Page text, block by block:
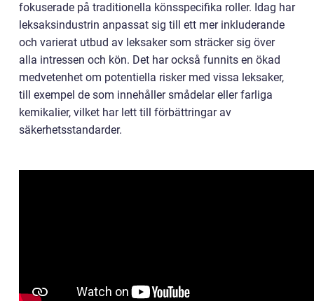
fokuserade på traditionella könsspecifika roller. Idag har
leksaksindustrin anpassat sig till ett mer inkluderande
och varierat utbud av leksaker som sträcker sig över
alla intressen och kön. Det har också funnits en ökad
medvetenhet om potentiella risker med vissa leksaker,
till exempel de som innehåller smådelar eller farliga
kemikalier, vilket har lett till förbättringar av
säkerhetsstandarder.